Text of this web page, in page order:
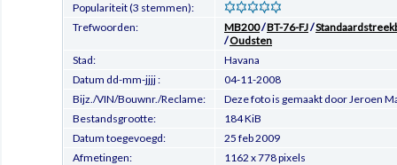
Populariteit (3 stemmen):
Trefwoorden:
MB200/BT-76-FJ/
/Oudsten
Stad:
Havana
Datum dd-mm-jjjj :
04-11-2008
Bijz./VIN/Bouwnr./Reclame:
Deze foto is gemaakt door Jeroen
Bestandsgrootte:
184 KiB
Datum toegevoegd:
25 feb 2009
Afmetingen:
1162 x 778 pixels